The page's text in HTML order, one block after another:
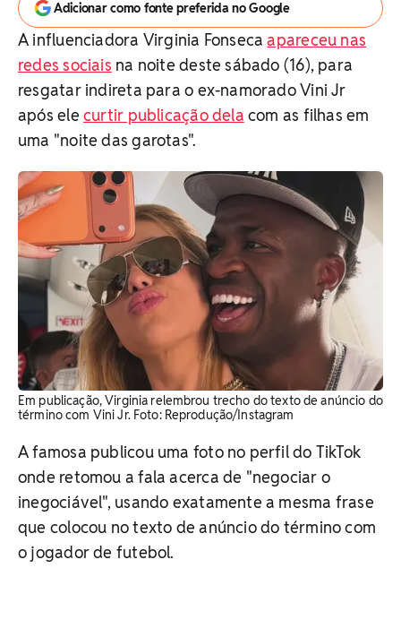
Adicionar como fonte preferida no Google
A influenciadora Virginia Fonsecaapareceu nas
redes sociais na noite deste sábado (16), para
resgatar indireta para o ex-namorado Vini Jr
após ele curtir publicação dela com as filhas em
uma "noite das garotas".
Em publicação, Virginia relembrou trecho do texto de anúncio do
término com Vini Jr. ​Foto: Reprodução/Instagram
A famosa publicou uma foto no perfil do TikTok
onde retomou a fala acerca de "negociar o
inegociável", usando exatamente a mesma frase
que colocou no texto de anúncio do término com
o jogador de futebol.